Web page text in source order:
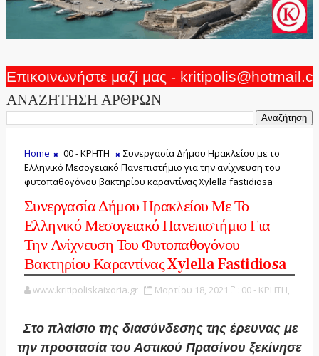
Επικοινωνήστε μαζί μας -
ΑΝΑΖΗΤΗΣΗ ΑΡΘΡΩΝ
Home 00 - ΚΡΗΤΗ
Συνεργασία Δήμου Ηρακλείου με το
Ελληνικό Μεσογειακό Πανεπιστήμιο για την ανίχνευση του
φυτοπαθογόνου βακτηρίου καραντίνας Xylella fastidiosa
Συνεργασία Δήμου Ηρακλείου Με Το
Ελληνικό Μεσογειακό Πανεπιστήμιο Για
Την Ανίχνευση Του Φυτοπαθογόνου
Βακτηρίου Καραντίνας Xylella Fastidiosa
www.kritipoliskaixoria.gr Μαρτίου 18, 2021 00 - ΚΡΗΤΗ,
Στο πλαίσιο της διασύνδεσης της έρευνας με
την προστασία του Αστικού Πρασίνου ξεκίνησε